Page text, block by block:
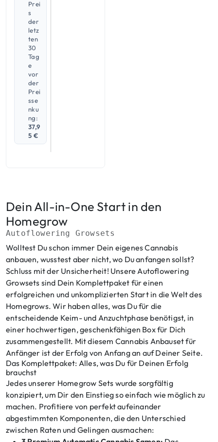
Dein All-in-One Start in den
Homegrow
Autoflowering Growsets
Wolltest Du schon immer Dein eigenes Cannabis
anbauen, wusstest aber nicht, wo Du anfangen sollst?
Schluss mit der Unsicherheit! Unsere Autoflowering
Growsets sind Dein Komplettpaket für einen
erfolgreichen und unkomplizierten Start in die Welt des
Homegrows. Wir haben alles, was Du für die
entscheidende Keim- und Anzuchtphase benötigst, in
einer hochwertigen, geschenkfähigen Box für Dich
zusammengestellt. Mit diesem Cannabis Anbauset für
Anfänger ist der Erfolg von Anfang an auf Deiner Seite.
Das Komplettpaket: Alles, was Du für Deinen Erfolg
brauchst
Jedes unserer Homegrow Sets wurde sorgfältig
konzipiert, um Dir den Einstieg so einfach wie möglich zu
machen. Profitiere von perfekt aufeinander
abgestimmten Komponenten, die den Unterschied
zwischen Raten und Gelingen ausmachen:
Prei
s
der
letz
ten
30
Tag
e
vor
der
Prei
sse
nku
ng:
37,9
5 €